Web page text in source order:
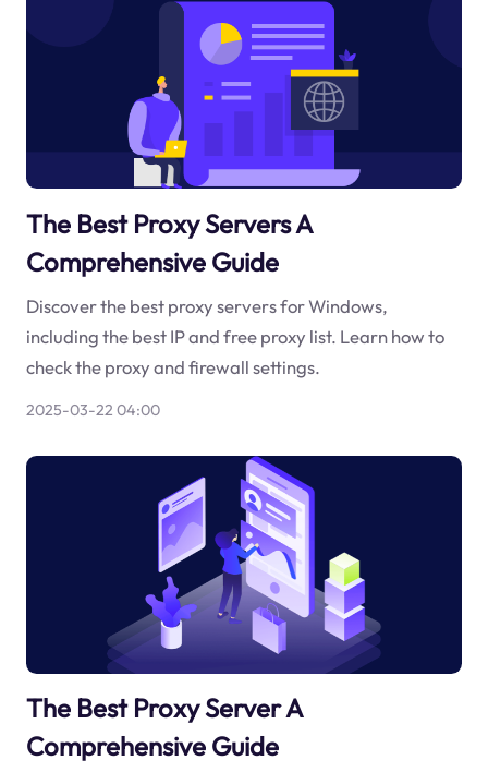
The Best Proxy Servers A
Comprehensive Guide
Discover the best proxy servers for Windows,
including the best IP and free proxy list. Learn how to
check the proxy and firewall settings.
2025-03-22 04:00
The Best Proxy Server A
Comprehensive Guide